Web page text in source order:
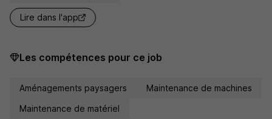
Lire dans l'app
Les compétences pour ce job
Aménagements paysagers
Maintenance de machines
Maintenance de matériel